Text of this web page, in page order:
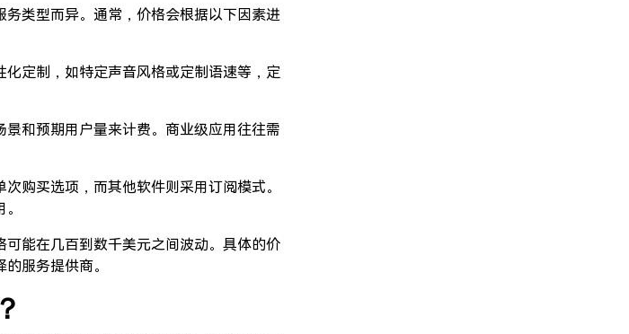
类型而异。通常，价格会根据以下因素进
定制，如特定声音风格或定制语速等，定
和预期用户量来计费。商业级应用往往需
购买选项，而其他软件则采用订阅模式。
能在几百到数千美元之间波动。具体的价
服务提供商。